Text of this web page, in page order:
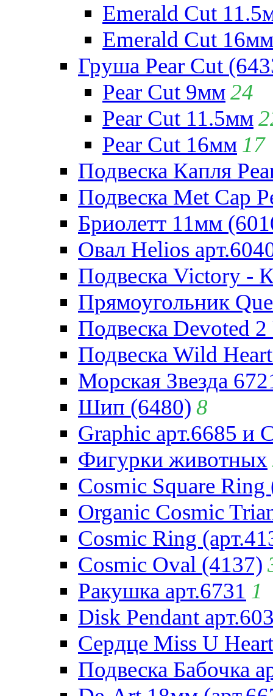
Emerald Cut
Emerald Cut 16мм
Груша Pear Cut
Pear Cut 9мм24
Pear Cut 11.5мм
Pear Cut 16мм 17
Подвеска Капля
Подвеска Met Cap
Бриолетт 11мм
Овал Helios
Подвеска Victory -
Прямоугольник
Подвеска Devoted
Подвеска Wild
Морская Звезда
Шип (6480) 8
Graphic арт.6685 и
Фигурки животных
Cosmic Square Ring
Organic Cosmic
Cosmic Ring
Cosmic Oval (4137)
Ракушка арт.6731 1
Disk Pendant
Сердце Miss U
Подвеска Бабочка